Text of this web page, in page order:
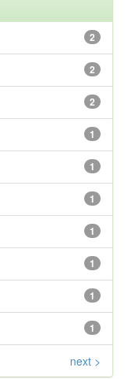
2
2
2
1
1
1
1
1
1
1
next >